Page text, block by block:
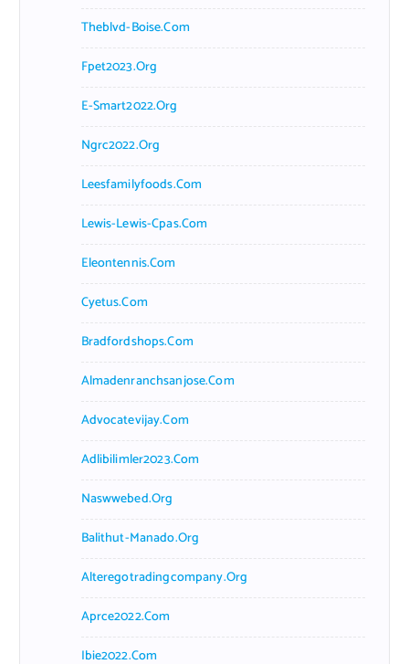
Theblvd-Boise.com
Fpet2023.org
E-Smart2022.org
Ngrc2022.org
Leesfamilyfoods.com
Lewis-Lewis-Cpas.com
Eleontennis.com
Cyetus.com
Bradfordshops.com
Almadenranchsanjose.com
Advocatevijay.com
Adlibilimler2023.com
Naswwebed.org
Balithut-Manado.org
Alteregotradingcompany.org
Aprce2022.com
Ibie2022.com